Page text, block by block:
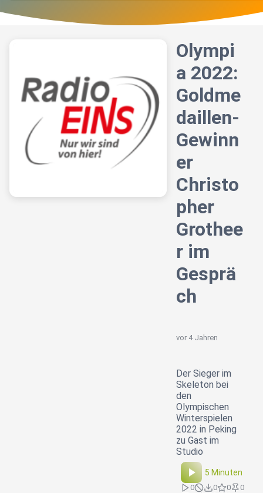
Olympi
a 2022:
Goldme
daillen-
Gewinn
er
Christo
pher
Grothee
r im
Gesprä
ch
vor 4 Jahren
Der Sieger im
Skeleton bei
den
Olympischen
Winterspielen
2022 in Peking
zu Gast im
Studio
5 Minuten
0 0 0
0